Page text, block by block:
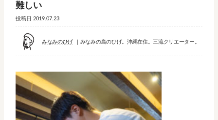
難しい
投稿日 2019.07.23
みなみのひげ みなみの島のひげ。沖縄在住。三流クリエーター。